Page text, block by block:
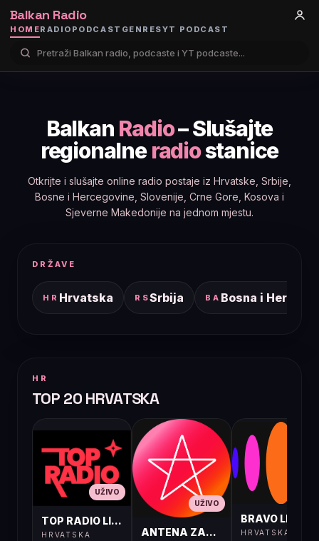
Balkan Radio
HOMERADIO PODCAST GENRESYT PODCAST
Balkan Radio– Slušajte
regionalneradiostanice
Otkrijte i slušajte online radio postaje iz Hrvatske, Srbije,
Bosne i Hercegovine, Slovenije, Crne Gore, Kosova i
Sjeverne Makedonije na jednom mjestu.
DRŽAVE
HR Hrvatska RSSrbija BA Bosna i
HR
TOP 20 HRVATSKA
UŽIVO
TOP RADIO LIVE
HRVATSKA
UŽIVO
ANTENA ZAGREB LIVE
BRAVO LIVE
HRVATSKA